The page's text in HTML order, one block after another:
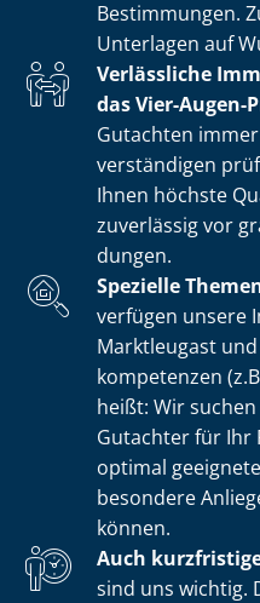
Bestimmungen.
Unterlagen auf
Verlässliche
das Vier-Augen-
Gutachten
ver­stän­di­gen
Ihnen höchste
zuverlässig vor
dun­gen.
Spezielle
verfügen unsere
Marktleugast
kom­pe­ten­zen
heißt: Wir
Gutachter für Ihr
optimal
besondere
können.
Auch
sind uns wichtig.